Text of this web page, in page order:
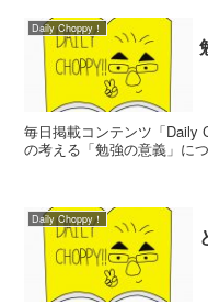
Daily Choppy！
毎日掲載コンテンツ「Daily
の考える「勉強の意義」に
Daily Choppy！